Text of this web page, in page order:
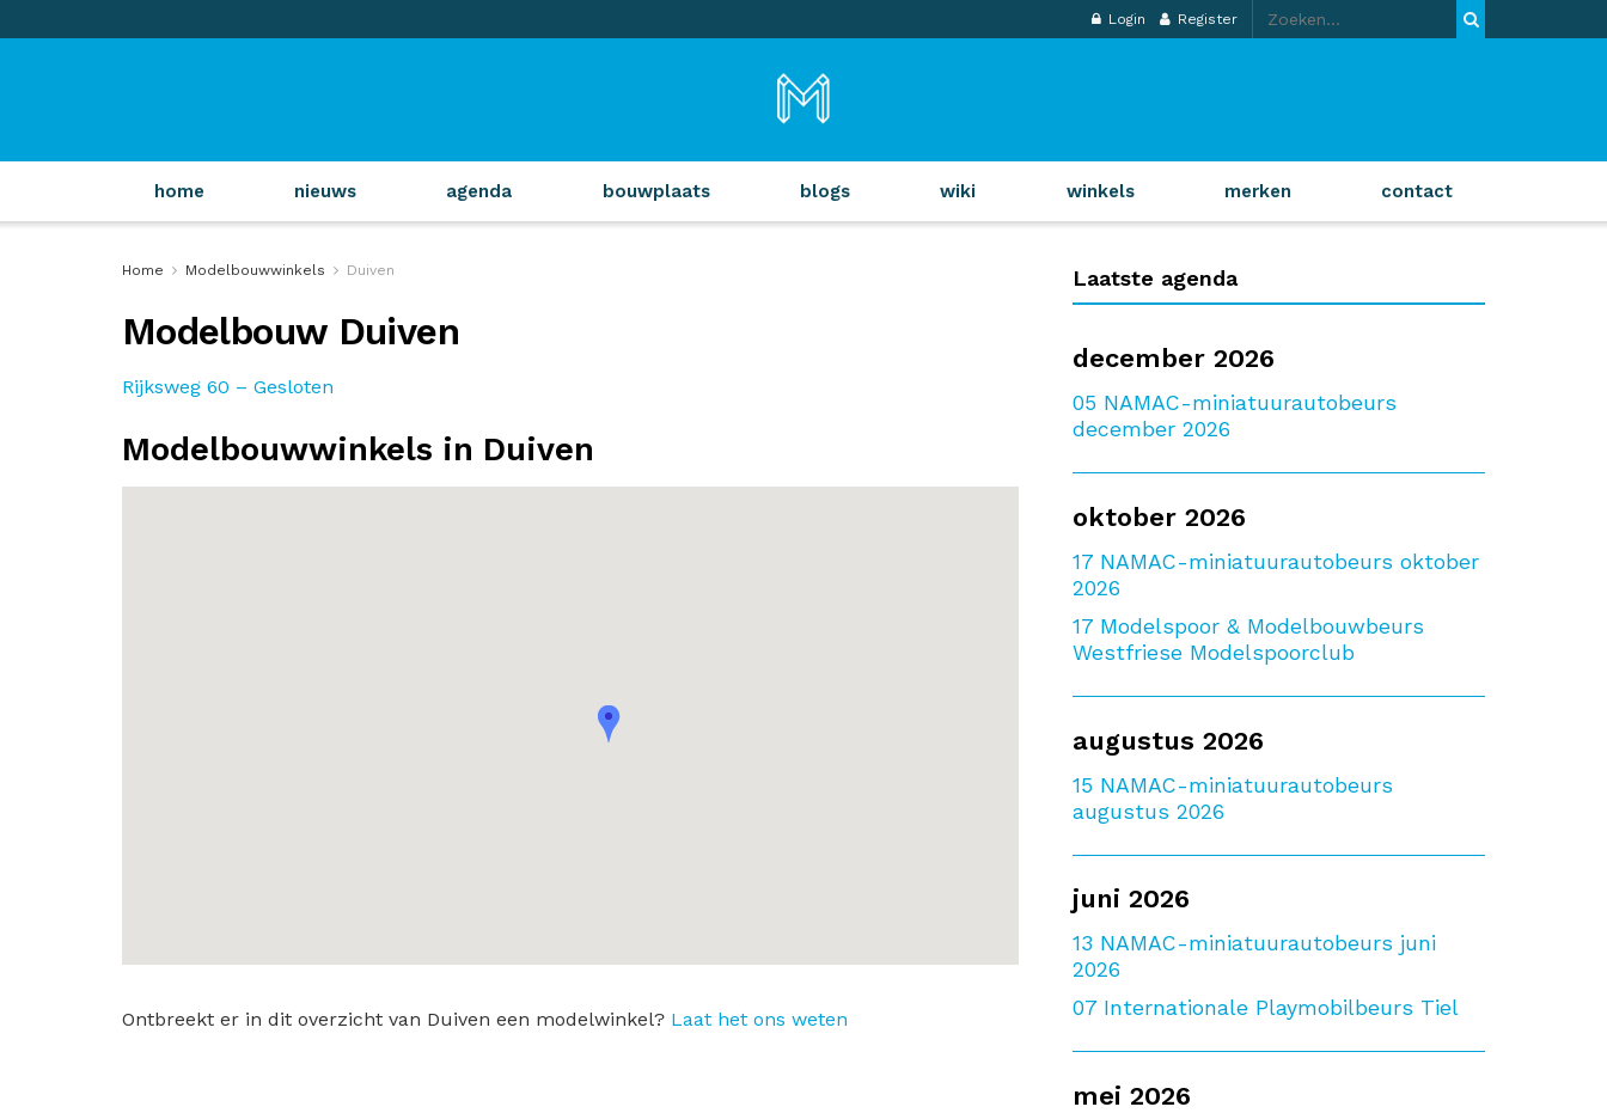
Login Register
home nieuws agenda bouwplaats blogs wiki winkels merken contact
Home Modelbouwwinkels Duiven
Modelbouw Duiven
Rijksweg 60 – Gesloten
Modelbouwwinkels in Duiven
Ontbreekt er in dit overzicht van Duiven een modelwinkel? Laat het ons weten
Laatste agenda
december 2026
05 NAMAC-miniatuurautobeurs
december 2026
oktober 2026
17 NAMAC-miniatuurautobeurs oktober
2026
17 Modelspoor & Modelbouwbeurs
Westfriese Modelspoorclub
augustus 2026
15 NAMAC-miniatuurautobeurs
augustus 2026
juni 2026
13 NAMAC-miniatuurautobeurs juni
2026
07 Internationale Playmobilbeurs Tiel
mei 2026